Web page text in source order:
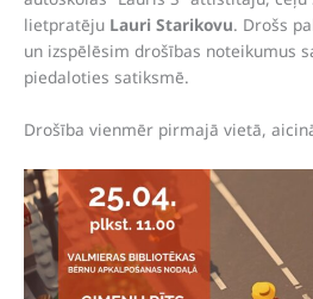
lietpratēju Lauri Starikovu. Drošs
un izspēlēsim drošības noteikumus
piedaloties satiksmē.
Drošība vienmēr pirmajā vietā,